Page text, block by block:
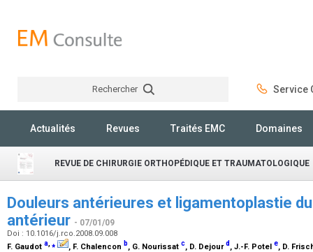
Rechercher Service
Actualités Revues Traités EMC Domaines
REVUE DE CHIRURGIE ORTHOPÉDIQUE ET TRAUMATOLOGIQUE
Douleurs antérieures et ligamentoplastie
antérieur - 07/01/09
Doi : 10.1016/j.rco.2008.09.008
F. Gaudot a,⁎ , F. Chalencon b, G. Nourissat c, D. Dejourd , J.-F. Potel e, D.